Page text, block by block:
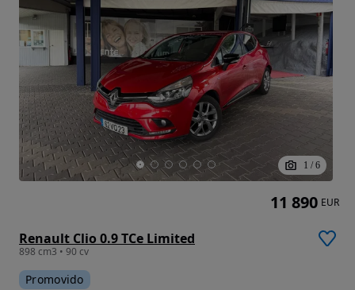
1 / 6
Renault Clio 0.9 TCe Limited
898 cm3 • 90 cv
Promovido
11 890 EUR